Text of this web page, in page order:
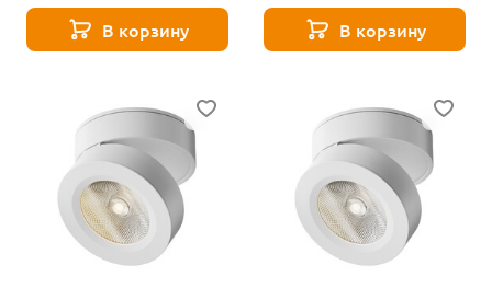
В корзину В корзину